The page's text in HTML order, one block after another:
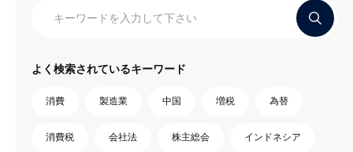
よく検索されているキーワード
消費 製造業 中国 増税 為替
消費税 会社法 株主総会 インドネシア